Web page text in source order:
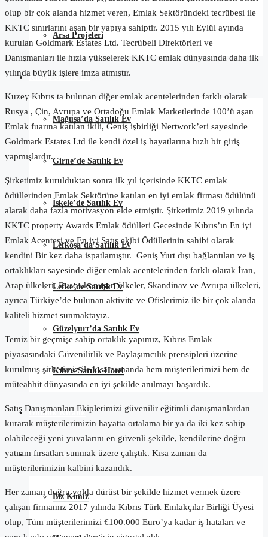
Arsa Projeleri
Kıbrıs Satılık Ev
Mağusa’da Satılık Ev
Girne’de Satılık Ev
İskele’de Satılık Ev
Lefkoşa’da Satılık Ev
Lefke’de Satılık Ev
Güzelyurt’da Satılık Ev
Kıbrıs Satılık Hotel
Günlük Kiralık
Hakkımızda
Biz Kimiz
olup bir çok alanda hizmet veren, Emlak Sektöründeki tecrübesi ile
KKTC sınırlarını aşan bir yapıya sahiptir. 2015 yılı Eylül ayında
kurulan Goldmark Estates Ltd. Tecrübeli Direktörleri ve
Danışmanları ile hızla yükselerek KKTC emlak dünyasında daha ilk
yılında büyük işlere imza atmıştır.
Kuzey Kıbrıs ta bulunan diğer emlak acentelerinden farklı olarak
Rusya , Çin, Avrupa ve Ortadoğu Emlak Marketlerinde 100’ü aşan
Emlak fuarına katılan ikili, Geniş işbirliği Nertwork’eri sayesinde
Goldmark Estates Ltd ile kendi özel iş hayatlarına hızlı bir giriş
yapmışlardır.
Şirketimiz kurulduktan sonra ilk yıl içerisinde KKTC emlak
ödüllerinden Emlak Sektörüne katılan en iyi emlak firması ödülünü
alarak daha fazla motivasyon elde etmiştir. Şirketimiz 2019 yılında
KKTC property Awards Emlak ödülleri Gecesinde Kıbrıs’ın En iyi
Emlak Acentesi ve En iyi Satış ekibi Ödüllerinin sahibi olarak
kendini Bir kez daha ispatlamıştır. Geniş Yurt dışı bağlantıları ve iş
ortaklıkları sayesinde diğer emlak acentelerinden farklı olarak İran,
Arap ülkeleri, Rusça konuşan ülkeler, Skandinav ve Avrupa ülkeleri,
ayrıca Türkiye’de bulunan aktivite ve Ofislerimiz ile bir çok alanda
kaliteli hizmet sunmaktayız.
Temiz bir geçmişe sahip ortaklık yapımız, Kıbrıs Emlak
piyasasındaki Güvenilirlik ve Paylaşımcılık prensipleri üzerine
kurulmuş şirketimiz ile kısa zamanda hem müşterilerimizi hem de
müteahhit dünyasında en iyi şekilde anılmayı başardık.
Satış Danışmanları Ekiplerimizi güvenilir eğitimli danışmanlardan
kurarak müşterilerimizin hayatta ortalama bir ya da iki kez sahip
olabileceği yeni yuvalarını en güvenli şekilde, kendilerine doğru
yatırım fırsatları sunmak üzere çalıştık. Kısa zaman da
müşterilerimizin kalbini kazandık.
Her zaman doğru yolda dürüst bir şekilde hizmet vermek üzere
çalışan firmamız 2017 yılında Kıbrıs Türk Emlakçılar Birliği Üyesi
olup, Tüm müşterilerimizi €100.000 Euro’ya kadar iş hataları ve